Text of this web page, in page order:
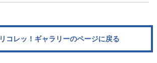
コレッ！ギャラリーのページに戻る